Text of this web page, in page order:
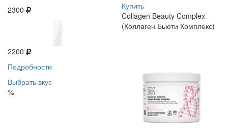
2300
2200
Подробности
Выбрать вкус
%
Купить
Collagen Beauty Complex
(Коллаген Бьюти Комплекс)